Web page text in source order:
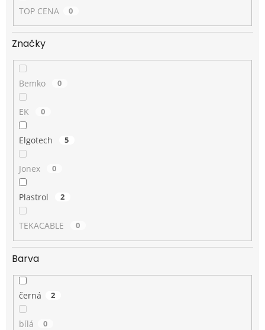
TOP CENA 0
Značky
Bemko 0
EK 0
Elgotech 5
Jonex 0
Plastrol 2
TEKACABLE 0
Barva
černá 2
bílá 0